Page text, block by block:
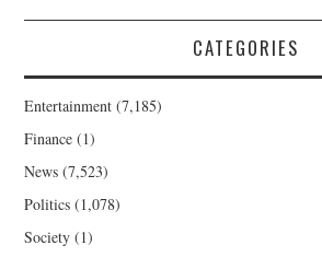
CATEGORIES
Entertainment (7,185)
Finance (1)
News (7,523)
Politics (1,078)
Society (1)